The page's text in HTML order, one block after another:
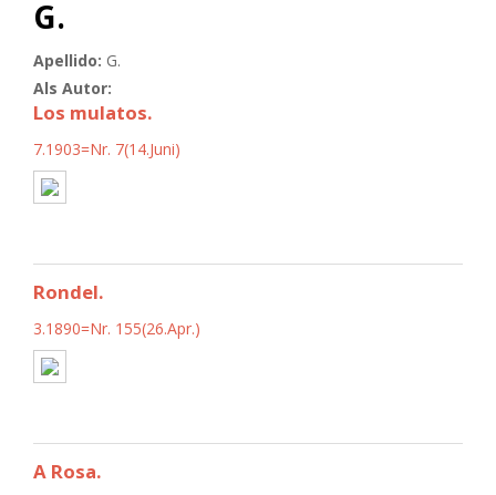
G.
Apellido: G.
Als Autor:
Los mulatos.
7.1903=Nr. 7(14.Juni)
Rondel.
3.1890=Nr. 155(26.Apr.)
A Rosa.